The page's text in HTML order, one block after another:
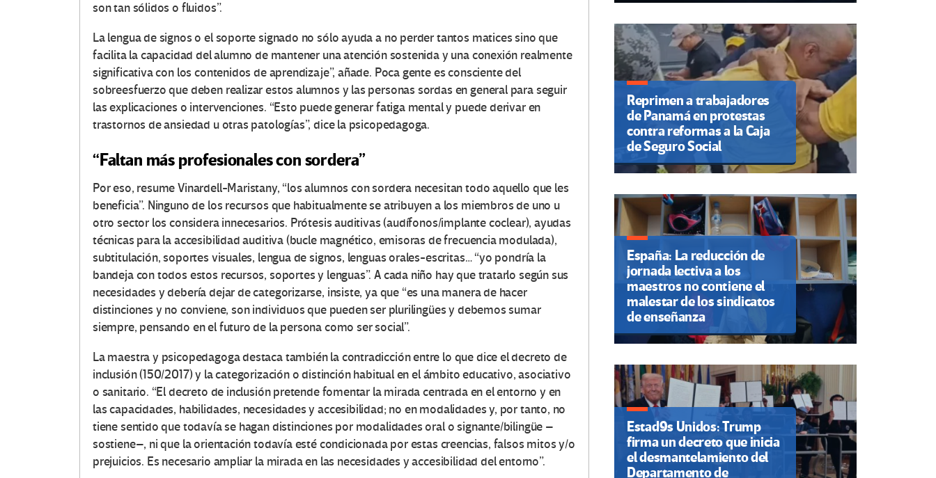
son tan sólidos o fluidos”.
La lengua de signos o el soporte signado no sólo ayuda a no perder tantos matices sino que
facilita la capacidad del alumno de mantener una atención sostenida y una conexión realmente
significativa con los contenidos de aprendizaje”, añade. Poca gente es consciente del
sobreesfuerzo que deben realizar estos alumnos y las personas sordas en general para seguir
las explicaciones o intervenciones. “Esto puede generar fatiga mental y puede derivar en
trastornos de ansiedad u otras patologías”, dice la psicopedagoga.
“Faltan más profesionales con sordera”
Por eso, resume Vinardell-Maristany, “los alumnos con sordera necesitan todo aquello que les
beneficia”. Ninguno de los recursos que habitualmente se atribuyen a los miembros de uno u
otro sector los considera innecesarios. Prótesis auditivas (audífonos/implante coclear), ayudas
técnicas para la accesibilidad auditiva (bucle magnético, emisoras de frecuencia modulada),
subtitulación, soportes visuales, lengua de signos, lenguas orales-escritas… “yo pondría la
bandeja con todos estos recursos, soportes y lenguas”. A cada niño hay que tratarlo según sus
necesidades y debería dejar de categorizarse, insiste, ya que “es una manera de hacer
distinciones y no conviene, son individuos que pueden ser plurilingües y debemos sumar
siempre, pensando en el futuro de la persona como ser social”.
La maestra y psicopedagoga destaca también la contradicción entre lo que dice el decreto de
inclusión (150/2017) y la categorización o distinción habitual en el ámbito educativo, asociativo
o sanitario. “El decreto de inclusión pretende fomentar la mirada centrada en el entorno y en
las capacidades, habilidades, necesidades y accesibilidad; no en modalidades y, por tanto, no
tiene sentido que todavía se hagan distinciones por modalidades oral o signante/bilingüe –
sostiene–, ni que la orientación todavía esté condicionada por estas creencias, falsos mitos y/o
prejuicios. Es necesario ampliar la mirada en las necesidades y accesibilidad del entorno”.
Reprimen a trabajadores
de Panamá en protestas
contra reformas a la Caja
de Seguro Social
España: La reducción de
jornada lectiva a los
maestros no contiene el
malestar de los sindicatos
de enseñanza
Estad9s Unidos: Trump
firma un decreto que inicia
el desmantelamiento del
Departamento de